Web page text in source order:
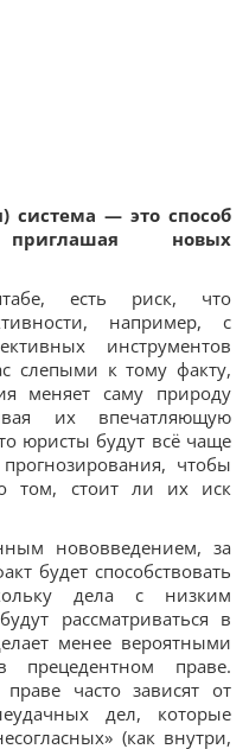
система — это способ
новых
есть риск, что
например, с
инструментов
слепыми к тому факту,
меняет саму природу
их впечатляющую
юристы будут всё чаще
чтобы
о том, стоит ли их иск
нововведением, за
будет способствовать
дела с низким
рассматриваться в
менее вероятными
прецедентном праве.
часто зависят от
дел, которые
(как внутри,